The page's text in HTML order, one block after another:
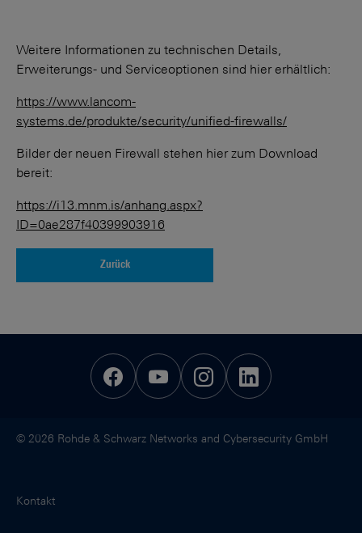
Weitere Informationen zu technischen Details,
Erweiterungs- und Serviceoptionen sind hier erhältlich:
https://www.lancom-
systems.de/produkte/security/unified-firewalls/
Bilder der neuen Firewall stehen hier zum Download
bereit:
https://i13.mnm.is/anhang.aspx?
ID=0ae287f40399903916
Zurück
© 2026 Rohde & Schwarz Networks and Cybersecurity GmbH
Kontakt